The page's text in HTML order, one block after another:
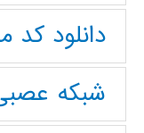
دانلود کد
شبکه